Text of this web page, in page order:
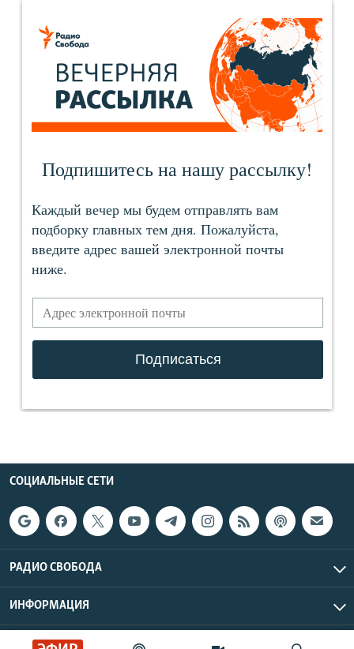
СОЦИАЛЬНЫЕ СЕТИ
РАДИО СВОБОДА
ИНФОРМАЦИЯ